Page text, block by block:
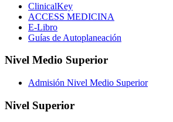
ClinicalKey
ACCESS MEDICINA
E-Libro
Guías de Autoplaneación
Nivel Medio Superior
Admisión Nivel Medio Superior
Nivel Superior